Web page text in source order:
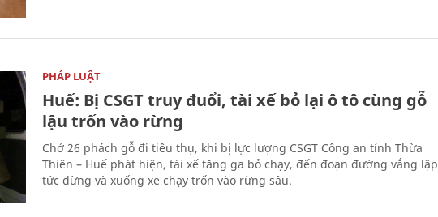
PHÁP LUẬT
Huế: Bị CSGT truy đuổi, tài xế bỏ lại ô tô cùng gỗ
lậu trốn vào rừng
Chở 26 phách gỗ đi tiêu thụ, khi bị lực lượng CSGT Công an tỉnh Thừa
Thiên – Huế phát hiện, tài xế tăng ga bỏ chạy, đến đoạn đường vắng lập
tức dừng và xuống xe chạy trốn vào rừng sâu.